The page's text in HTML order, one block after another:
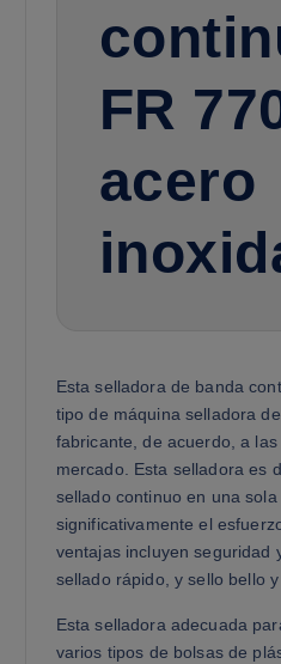
FR
acero
Esta selladora de banda
tipo de máquina selladora
fabricante, de acuerdo, a
mercado. Esta selladora es
sellado continuo en una
significativamente el
ventajas incluyen seguridad
sellado rápido, y sello bello
Esta selladora adecuada
varios tipos de bolsas de